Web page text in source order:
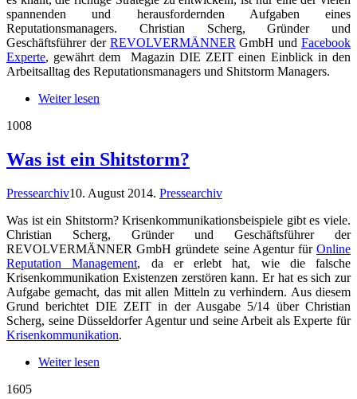
spannenden und herausfordernden Aufgaben eines
Reputationsmanagers. Christian Scherg, Gründer und
Geschäftsführer der REVOLVERMÄNNERGmbH undFacebook
Experte, gewährt dem Magazin DIE ZEIT einen Einblick in den
Arbeitsalltag des Reputationsmanagers und Shitstorm Managers.
Weiter lesen
1008
Was ist ein Shitstorm?
Pressearchiv10. August 2014. Pressearchiv
Was ist ein Shitstorm? Krisenkommunikationsbeispiele gibt es viele.
Christian Scherg, Gründer und Geschäftsführer der
REVOLVERMÄNNER GmbH gründete seine Agentur für Online
Reputation Management, da er erlebt hat, wie die falsche
Krisenkommunikation Existenzen zerstören kann. Er hat es sich zur
Aufgabe gemacht, das mit allen Mitteln zu verhindern. Aus diesem
Grund berichtet DIE ZEIT in der Ausgabe 5/14 über Christian
Scherg, seine Düsseldorfer Agentur und seine Arbeit als Experte für
Krisenkommunikation.
Weiter lesen
1605